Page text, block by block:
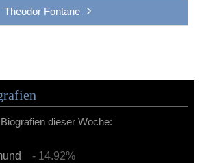
Theodor Fontane
dieser Woche:
- 14.92%